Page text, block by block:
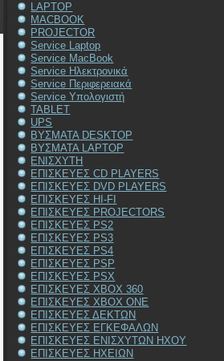
LAPTOP
MACBOOK
PROJECTOR
Service Laptop
Service MacBook
Service Ηλεκτρονικά
Service Περιφερειακά
Service Υπολογιστή
TABLET
UPS
ΒΥΣΜΑΤΑ DESKTOP
ΒΥΣΜΑΤΑ LAPTOP
ΕΝΙΣΧΥΤΗ
ΕΠΙΣΚΕΥΕΣ CD PLAYERS
ΕΠΙΣΚΕΥΕΣ DVD PLAYERS
ΕΠΙΣΚΕΥΕΣ HI-FI
ΕΠΙΣΚΕΥΕΣ PROJECTORS
ΕΠΙΣΚΕΥΕΣ PS2
ΕΠΙΣΚΕΥΕΣ PS3
ΕΠΙΣΚΕΥΕΣ PS4
ΕΠΙΣΚΕΥΕΣ PSP
ΕΠΙΣΚΕΥΕΣ PSX
ΕΠΙΣΚΕΥΕΣ XBOX 360
ΕΠΙΣΚΕΥΕΣ XBOX ONE
ΕΠΙΣΚΕΥΕΣ ΔΕΚΤΩΝ
ΕΠΙΣΚΕΥΕΣ ΕΓΚΕΦΑΛΩΝ
ΕΠΙΣΚΕΥΕΣ ΕΝΙΣΧΥΤΩΝ ΗΧΟΥ
ΕΠΙΣΚΕΥΕΣ ΗΧΕΙΩΝ